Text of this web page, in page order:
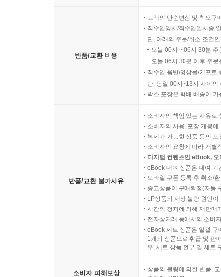
반품/교환 비용
고객의 단순변심 및 착오구
직수입양서/직수입일서중
단, 아래의 주문/취소 조건
오늘 00시 ~ 06시 30분
오늘 06시 30분 이후 주
직수입 음반/영상물/기프트
단, 당일 00시~13시 사이의
박스 포장은 택배 배송이
반품/교환 불가사유
소비자의 책임 있는 사유로
소비자의 사용, 포장 개봉
복제가 가능한 상품 등의
소비자의 요청에 따라 개별
디지털 컨텐츠인 eBook,
eBook 대여 상품은 대여 기
모바일 쿠폰 등록 후 취소/
중고상품이 구매확정(자동
LP상품의 재생 불량 원인
시간의 경과에 의해 재판매
전자상거래 등에서의 소비
eBook 세트 상품은 일괄 구
1개의 상품으로 취급 및 판
우, 세트 상품 전부 및 세트
소비자 피해보상
상품의 불량에 의한 반품,